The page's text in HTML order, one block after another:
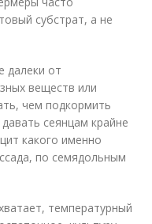
субстрат, а не
далеки от
веществ или
чем подкормить
сеянцам крайне
какого именно
по семядольным
температурный